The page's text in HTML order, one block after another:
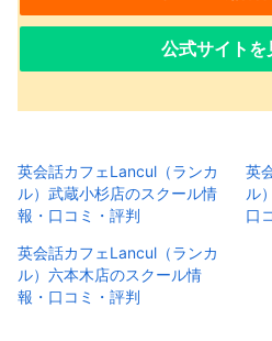
公式サイトを
英会話カフェLancul（ランカ
ル）武蔵小杉店のスクール情
報・口コミ・評判
英
ル
口
英会話カフェLancul（ランカ
ル）六本木店のスクール情
報・口コミ・評判